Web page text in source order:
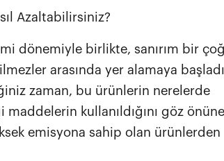
Azaltabilirsiniz?
dönemiyle birlikte, sanırım bir
arasında yer alamaya
zaman, bu ürünlerin nerelerde
kullanıldığını göz önüne
emisyona sahip olan ürünlerden